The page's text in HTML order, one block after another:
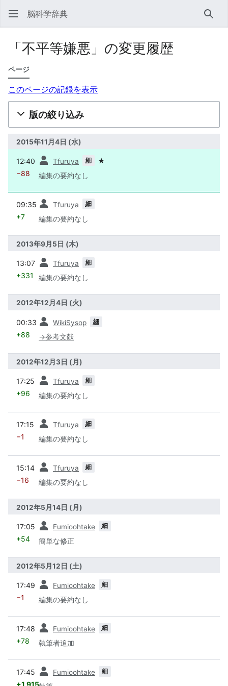
脳科学辞典 検索
「不平等嫌悪」の変更履歴
ページ
このページの記録を表示
版の絞り込み
2015年11月4日 (水)
12:40 Tfuruya 細
−88 編集の要約なし
★
09:35 Tfuruya 細
+7 編集の要約なし
2013年9月5日 (木)
13:07 Tfuruya 細
+331 編集の要約なし
2012年12月4日 (火)
00:33 WikiSysop 細
+88 →参考文献
2012年12月3日 (月)
17:25 Tfuruya 細
+96 編集の要約なし
17:15 Tfuruya 細
−1 編集の要約なし
15:14 Tfuruya 細
−16 編集の要約なし
2012年5月14日 (月)
17:05 Fumioohtake 細
+54 簡単な修正
2012年5月12日 (土)
17:49 Fumioohtake 細
−1 編集の要約なし
17:48 Fumioohtake 細
+78 執筆者追加
17:45 Fumioohtake 細